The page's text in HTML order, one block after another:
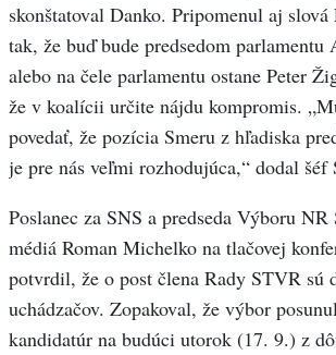
skonštatoval Danko. Pripomenul aj
tak, že buď bude predsedom parlamentu
alebo na čele parlamentu ostane Peter
že v koalícii určite nájdu kompromis.
povedať, že pozícia Smeru z hľadiska
je pre nás veľmi rozhodujúca,“ dodal šéf
Poslanec za SNS a predseda Výboru
médiá Roman Michelko na tlačovej
potvrdil, že o post člena Rady STVR sú
uchádzačov. Zopakoval, že výbor
kandidatúr na budúci utorok (17. 9.) z